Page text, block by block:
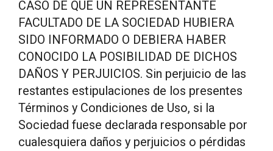
CASO DE QUE UN REPRESENTANTE
FACULTADO DE LA SOCIEDAD HUBIERA
SIDO INFORMADO O DEBIERA HABER
CONOCIDO LA POSIBILIDAD DE DICHOS
DAÑOS Y PERJUICIOS. Sin perjuicio de las
restantes estipulaciones de los presentes
Términos y Condiciones de Uso, si la
Sociedad fuese declarada responsable por
cualesquiera daños y perjuicios o pérdidas